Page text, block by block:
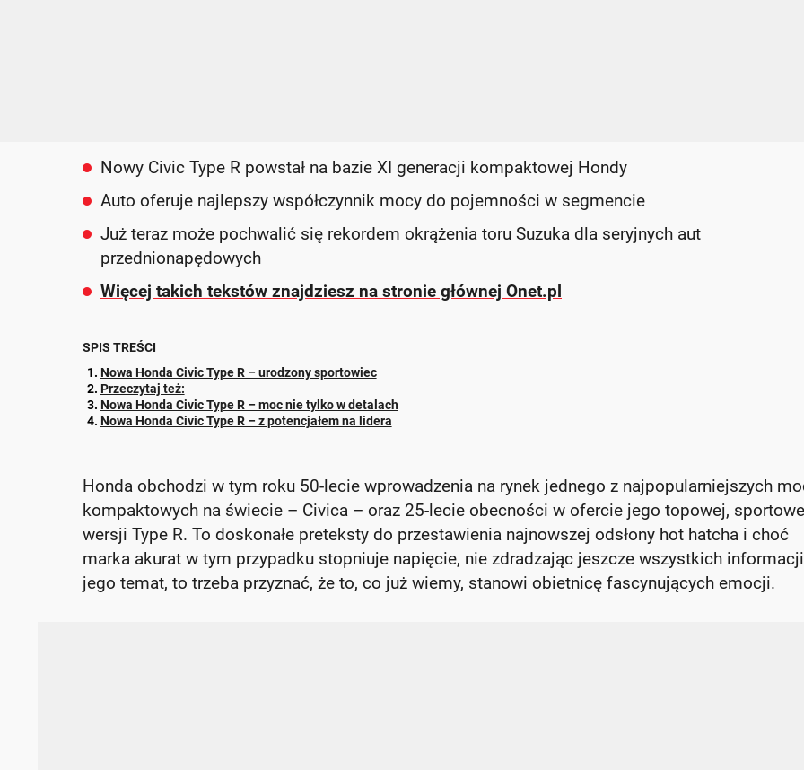
Nowy Civic Type R powstał na bazie XI generacji kompaktowej Hondy
Auto oferuje najlepszy współczynnik mocy do pojemności w segmencie
Już teraz może pochwalić się rekordem okrążenia toru Suzuka dla seryjnych aut
przednionapędowych
Więcej takich tekstów znajdziesz na stronie głównej Onet.pl
SPIS TREŚCI
Nowa Honda Civic Type R – urodzony sportowiec
Przeczytaj też:
Nowa Honda Civic Type R – moc nie tylko w detalach
Nowa Honda Civic Type R – z potencjałem na lidera
Honda obchodzi w tym roku 50-lecie wprowadzenia na rynek jednego z najpopularniejszych
kompaktowych na świecie – Civica – oraz 25-lecie obecności w ofercie jego topowej,
wersji Type R. To doskonałe preteksty do przestawienia najnowszej odsłony hot hatcha i choć
marka akurat w tym przypadku stopniuje napięcie, nie zdradzając jeszcze wszystkich
jego temat, to trzeba przyznać, że to, co już wiemy, stanowi obietnicę fascynujących emocji.